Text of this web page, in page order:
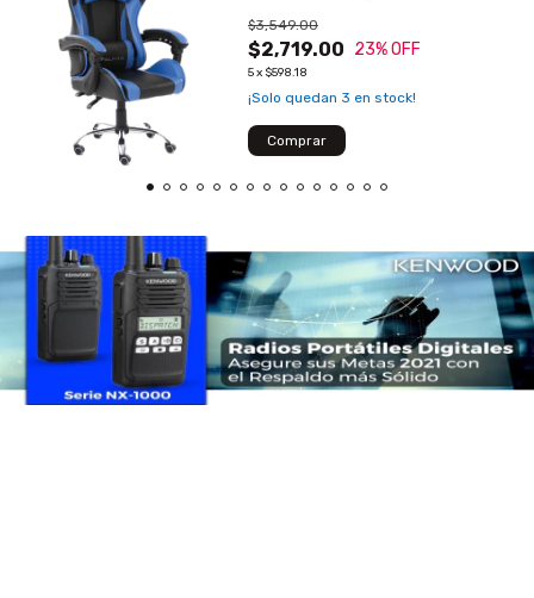
$2,719.00
$3,549.00
23% OFF
5x $598.18
¡Solo quedan 3 en stock!